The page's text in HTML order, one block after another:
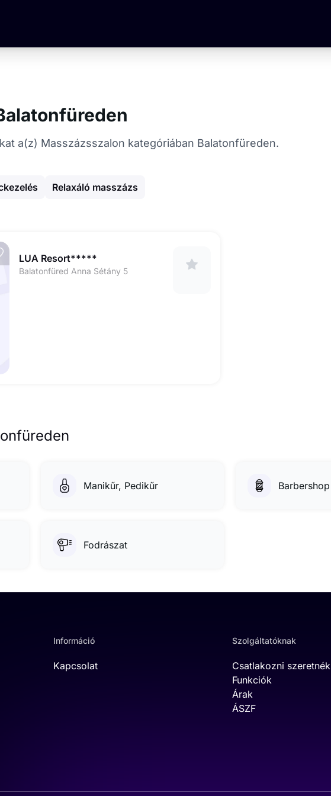
a(z) Masszázsszalon kategóriában Balatonfüreden.
Relaxáló masszázs
LUA Resort*****
Balatonfüred Anna Sétány 5
Manikűr, Pedikűr Barbershop
Fodrászat
Információ
Kapcsolat
Szolgáltatóknak
Csatlakozni szeretnék
Funkciók
Árak
ÁSZF